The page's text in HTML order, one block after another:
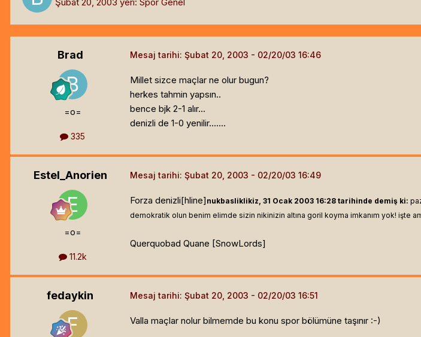
Brad
=o=
335
Mesaj tarihi: Şubat 20, 2003
Millet sizce maçlar ne olur bugun?
herkes tahmin yapsın..
bence bjk 2-1 alır...
denizli de 1-0 yenilir.......
Estel_Anorien
=o=
11.2k
Mesaj tarihi: Şubat 20, 2003
Forza denizli[hline] nukbasliklikiz, 31 Ocak 2003 16:28 tarihinde demiş ki:
demokratik olun benim elimde sizin nikinizin altına goril koyma imkanım yok!
Querquobad Quane [SnowLords]
fedaykin Mesaj tarihi: Şubat 20, 2003
Valla maçlar nolur bilmemde bu konu spor bölümüne taşınır :-)